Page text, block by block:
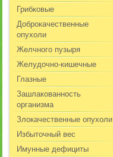
Грибковые
Доброкачественные
опухоли
Желчного пузыря
Желудочно-кишечные
Глазные
Зашлакованность
организма
Злокачественные опухоли
Избыточный вес
Имунные дефициты